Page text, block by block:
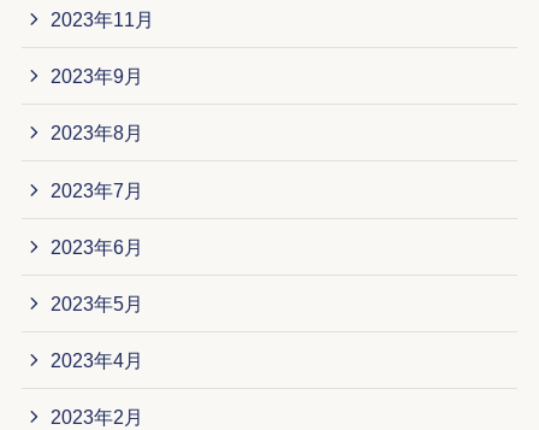
2023年11月
2023年9月
2023年8月
2023年7月
2023年6月
2023年5月
2023年4月
2023年2月